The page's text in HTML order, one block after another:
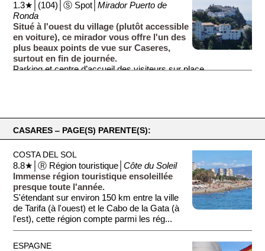
Bon à savoir. Le site n'est pas bien indiqué. Pour rejoindre le
parking, vous emprunterez un chemin caillouteux pendant
environ 400 metres après avoir quité la route goudronnée
(Camino de los Baños). Attention, depuis la route goudronnée,
il existe deux accès au chemin (espacés de 100 métres,
sous l'autouroute - voir les deux points noirs sur le plan) mais
l'accès à l'ouest est assez pentu et peu engageant, mieux
1.3★│(104)│Ⓢ Spot│Mirador Puerto de
Ronda
Situé à l'ouest du village (plutôt accessible
en voiture), ce mirador vous offre l'un des
plus beaux points de vue sur Caseres,
surtout en fin de journée.
Parking et centre d’accueil des visiteurs sur place.
CASARES ‒ PAGE(S) PARENTE(S):
COSTA DEL SOL
8.8★│Ⓡ Région touristique│Côte du Soleil
Immense région touristique ensoleillée
presque toute l'année.
S'étendant sur environ 150 km entre la ville
de Tarifa (à l'ouest) et le Cabo de la Gata (à
l'est), cette région compte parmi les rég...
ESPAGNE